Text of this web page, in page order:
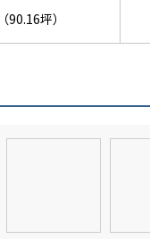
90.16坪）